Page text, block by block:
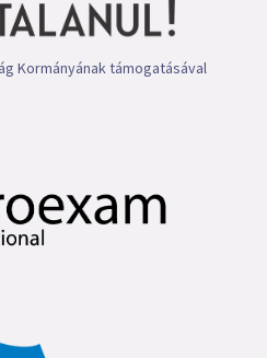
Kormányának támogatásával